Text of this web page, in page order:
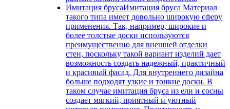
Имитация брусаИмитация бруса Материал
такого типа имеет довольно широкую сферу
применения. Так, например, широкие и
более толстые доски используются
преимущественно для внешней отделки
стен, поскольку такой вариант изделий дает
возможность создать надежный, практичный
и красивый фасад. Для внутреннего дизайна
больше подходят узкие и тонкие доски. В
таком случае имитация бруса из ели и сосны
создает мягкий, приятный и уютный